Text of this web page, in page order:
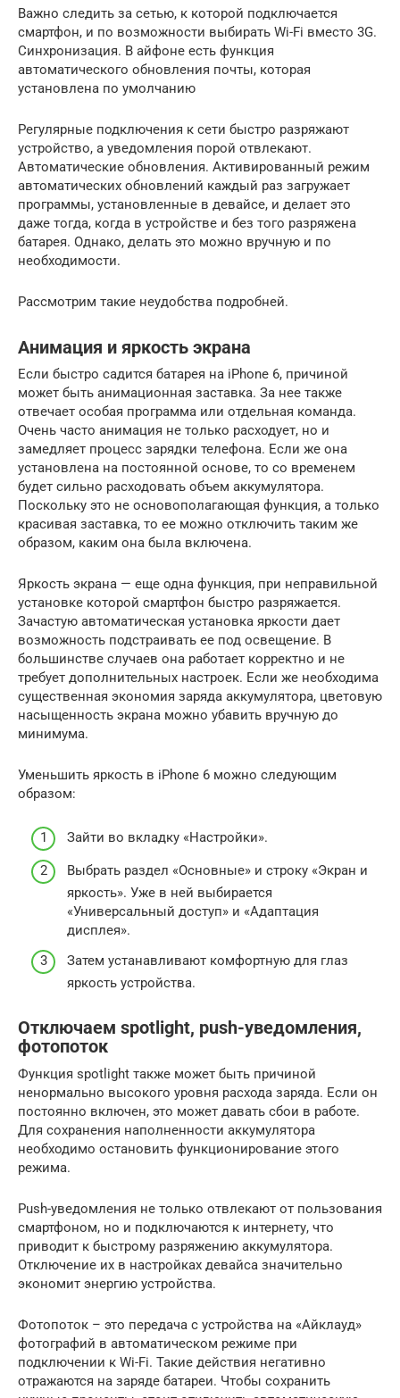
Важно следить за сетью, к которой подключается
смартфон, и по возможности выбирать Wi-Fi вместо 3G.
Синхронизация. В айфоне есть функция
автоматического обновления почты, которая
установлена по умолчанию
Регулярные подключения к сети быстро разряжают
устройство, а уведомления порой отвлекают.
Автоматические обновления. Активированный режим
автоматических обновлений каждый раз загружает
программы, установленные в девайсе, и делает это
даже тогда, когда в устройстве и без того разряжена
батарея. Однако, делать это можно вручную и по
необходимости.
Рассмотрим такие неудобства подробней.
Анимация и яркость экрана
Если быстро садится батарея на iPhone 6, причиной
может быть анимационная заставка. За нее также
отвечает особая программа или отдельная команда.
Очень часто анимация не только расходует, но и
замедляет процесс зарядки телефона. Если же она
установлена на постоянной основе, то со временем
будет сильно расходовать объем аккумулятора.
Поскольку это не основополагающая функция, а только
красивая заставка, то ее можно отключить таким же
образом, каким она была включена.
Яркость экрана — еще одна функция, при неправильной
установке которой смартфон быстро разряжается.
Зачастую автоматическая установка яркости дает
возможность подстраивать ее под освещение. В
большинстве случаев она работает корректно и не
требует дополнительных настроек. Если же необходима
существенная экономия заряда аккумулятора, цветовую
насыщенность экрана можно убавить вручную до
минимума.
Уменьшить яркость в iPhone 6 можно следующим
образом:
Зайти во вкладку «Настройки».
Выбрать раздел «Основные» и строку «Экран и
яркость». Уже в ней выбирается
«Универсальный доступ» и «Адаптация
дисплея».
Затем устанавливают комфортную для глаз
яркость устройства.
Отключаем spotlight, push-уведомления,
фотопоток
Функция spotlight также может быть причиной
ненормально высокого уровня расхода заряда. Если он
постоянно включен, это может давать сбои в работе.
Для сохранения наполненности аккумулятора
необходимо остановить функционирование этого
режима.
Push-уведомления не только отвлекают от пользования
смартфоном, но и подключаются к интернету, что
приводит к быстрому разряжению аккумулятора.
Отключение их в настройках девайса значительно
экономит энергию устройства.
Фотопоток – это передача с устройства на «Айклауд»
фотографий в автоматическом режиме при
подключении к Wi-Fi. Такие действия негативно
отражаются на заряде батареи. Чтобы сохранить